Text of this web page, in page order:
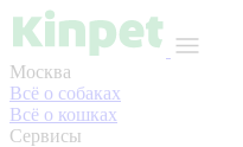
Москва
Всё о собаках
Всё о кошках
Сервисы